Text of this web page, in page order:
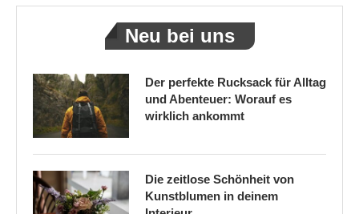
Neu bei uns
Der perfekte Rucksack für Alltag
und Abenteuer: Worauf es
wirklich ankommt
Die zeitlose Schönheit von
Kunstblumen in deinem